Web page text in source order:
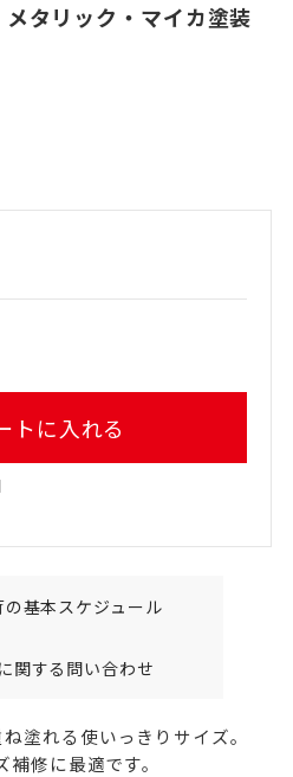
メタリック・マイカ塗装
トに入れる
基本スケジュール
関する問い合わせ
塗れる使いっきりサイズ。
修に最適です。